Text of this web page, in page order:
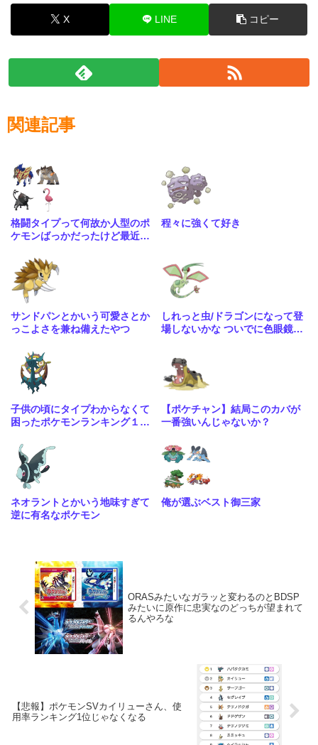
X LINE コピー
関連記事
格闘タイプって何故か人型のポ
ケモンばっかだったけど最近は
も増えてきたね
程々に強くて好き
サンドパンとかいう可愛さとか
っこよさを兼ね備えたやつ
しれっと虫/ドラゴンになって登
場しないかな ついでに色眼鏡辺
子供の頃にタイプわからなくて
困ったポケモンランキング１位
【ポケチャン】結局このカバが
一番強いんじゃないか？
ネオラントとかいう地味すぎて
逆に有名なポケモン
俺が選ぶベスト御三家
ORASみたいなガラッと変わるのとBDSP
みたいに原作に忠実なのどっちが望まれて
るんやろな
【悲報】ポケモンSVカイリューさん、使
用率ランキング1位じゃなくなる